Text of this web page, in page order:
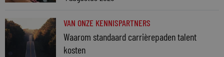
VAN ONZE KENNISPARTNERS
Waarom standaard carrièrepaden talent
kosten